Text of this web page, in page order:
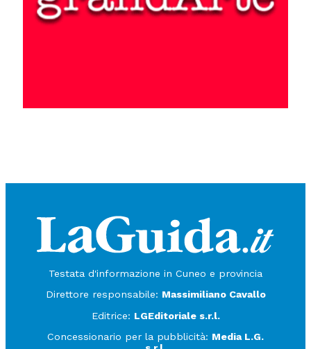
Testata d'informazione in Cuneo e provincia
Direttore responsabile: Massimiliano Cavallo
Editrice: LGEditoriale s.r.l.
Concessionario per la pubblicità: Media L.G.